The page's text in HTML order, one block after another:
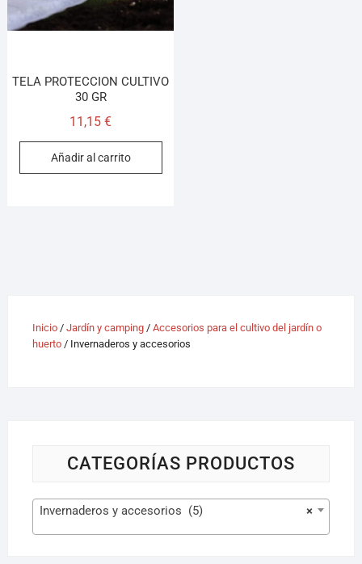
TELA PROTECCION CULTIVO
30 GR
11,15€
Añadir al carrito
Inicio/ Jardín y camping/ Accesorios para el cultivo del jardín o
huerto/ Invernaderos y accesorios
CATEGORÍAS PRODUCTOS
×
Invernaderos y accesorios (5)